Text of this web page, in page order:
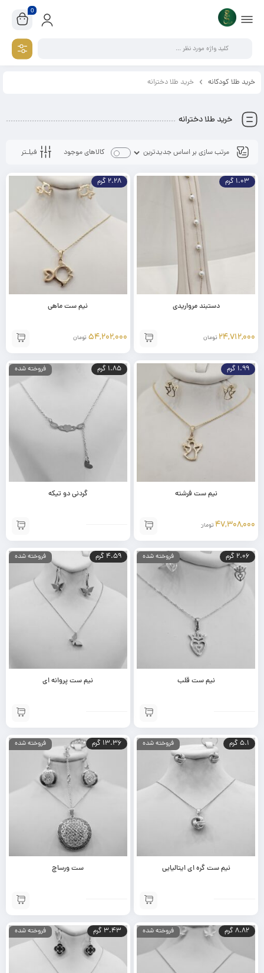
0
خرید طلا کودکانه خرید طلا دخترانه
خرید طلا دخترانه
فیلـتر کالاهای موجود
1.03 گرم
دستبند مرواریدی
24,712,000 تومان
2.28 گرم
نیم ست ماهی
54,202,000 تومان
1.99 گرم
نیم ست فرشته
47,308,000 تومان
فروخته شده 1.85 گرم
گردنی دو تیکه
فروخته شده 2.06 گرم
نیم ست قلب
فروخته شده 4.59 گرم
نیم ست پروانه ای
فروخته شده 5.1 گرم
نیم ست گره ای ایتالیایی
فروخته شده 13.36 گرم
ست ورساچ
فروخته شده 8.82 گرم فروخته شده 3.43 گرم